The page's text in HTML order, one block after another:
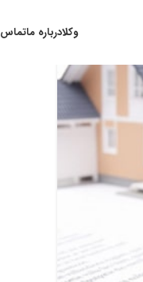
وکلادرباره ماتماس